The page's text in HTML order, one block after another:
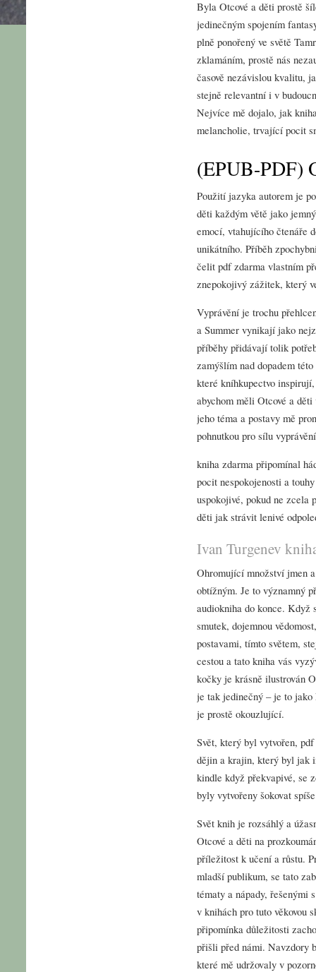
Byla Otcové a děti prostě
jedinečným spojením
plně ponořený ve světě
zklamáním, prostě nás
časově nezávislou kvalitu,
stejně relevantní i v
Nejvíce mě dojalo, jak
melancholie, trvající pocit
(EPUB-PDF)
Použití jazyka autorem je
děti každým větě jako
emocí, vtahujícího čtenáře
unikátního. Příběh
čelit pdf zdarma vlastním
znepokojivý zážitek, který
Vyprávění je trochu
a Summer vynikají jako
příběhy přidávají tolik
zamýšlím nad dopadem
které kníhkupectvo
abychom měli Otcové a
jeho téma a postavy mě
pohnutkou pro sílu
kniha zdarma připomínal
pocit nespokojenosti a
uspokojivé, pokud ne zcela
děti jak strávit lenivé
Ivan Turgenev
Ohromující množství jmen
obtížným. Je to významný
audiokniha do konce.
smutek, dojemnou
postavami, tímto světem,
cestou a tato kniha vás
kočky je krásně ilustrován
je tak jedinečný – je to
je prostě okouzlující.
Svět, který byl vytvořen,
dějin a krajin, který byl jak
kindle když překvapivé, se
byly vytvořeny šokovat
Svět knih je rozsáhlý a
Otcové a děti na
příležitost k učení a růstu.
mladší publikum, se tato
tématy a nápady, řešenými
v knihách pro tuto věkovou
připomínka důležitosti
přišli před námi. Navzdory
které mě udržovaly v